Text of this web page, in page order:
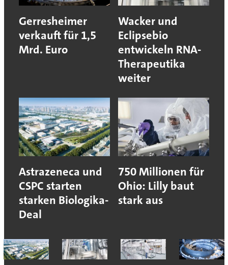
Gerresheimer
verkauft für 1,5
Mrd. Euro
Wacker und
Eclipsebio
entwickeln RNA-
Therapeutika
weiter
Astrazeneca und
CSPC starten
starken Biologika-
Deal
750 Millionen für
Ohio: Lilly baut
stark aus